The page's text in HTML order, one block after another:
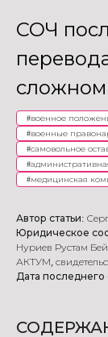
СОЧ
#военное
#военные
#самовольное
#
#медицинская
Автор статьи:
Юридическое
Нуриев Рустам
АКТУМ,
Дата